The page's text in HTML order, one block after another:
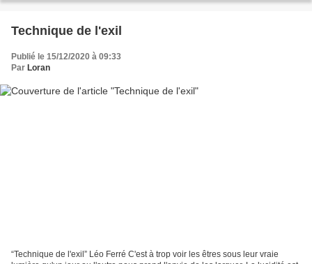
Technique de l'exil
Publié le 15/12/2020 à 09:33
Par Loran
“Technique de l'exil” Léo Ferré C'est à trop voir les êtres sous leur vraie